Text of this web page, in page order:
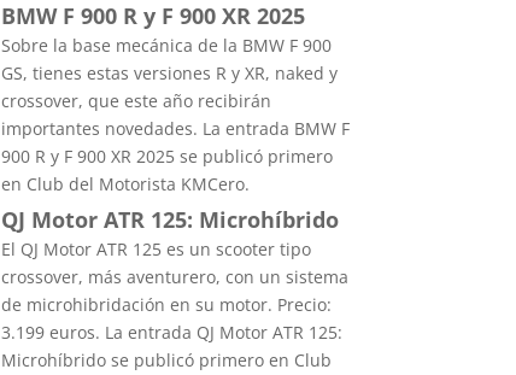
BMW F 900 R y F 900 XR 2025
Sobre la base mecánica de la BMW F 900
GS, tienes estas versiones R y XR, naked y
crossover, que este año recibirán
importantes novedades. La entrada BMW F
900 R y F 900 XR 2025 se publicó primero
en Club del Motorista KMCero.
QJ Motor ATR 125: Microhíbrido
El QJ Motor ATR 125 es un scooter tipo
crossover, más aventurero, con un sistema
de microhibridación en su motor. Precio:
3.199 euros. La entrada QJ Motor ATR 125:
Microhíbrido se publicó primero en Club